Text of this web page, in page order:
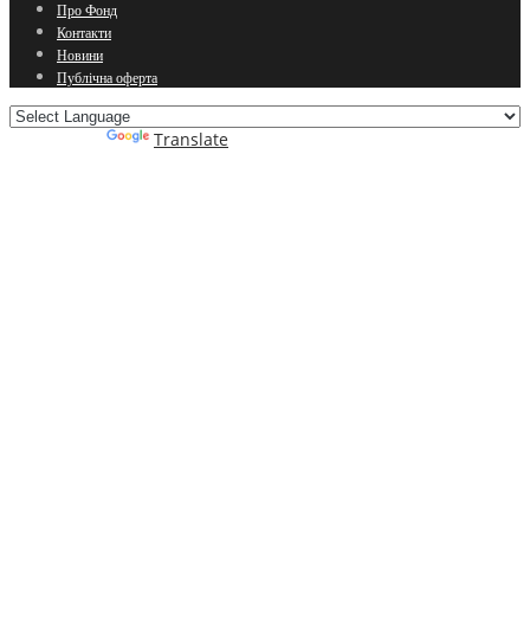
Про Фонд
Контакти
Новини
Публічна оферта
Translate